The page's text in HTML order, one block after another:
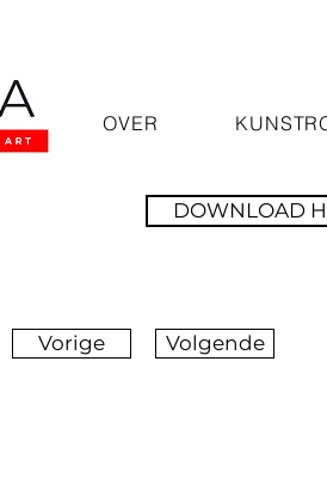
OVER
DOWNLOAD
Vorige Volgende